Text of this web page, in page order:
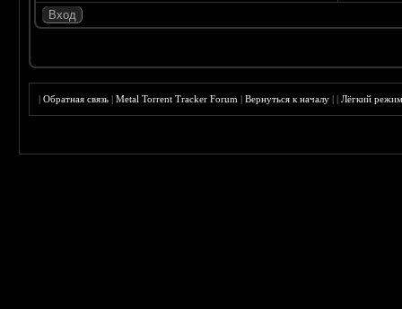
|Обратная связь |Metal Torrent Tracker Forum |Вернуться к началу ||Лёгкий